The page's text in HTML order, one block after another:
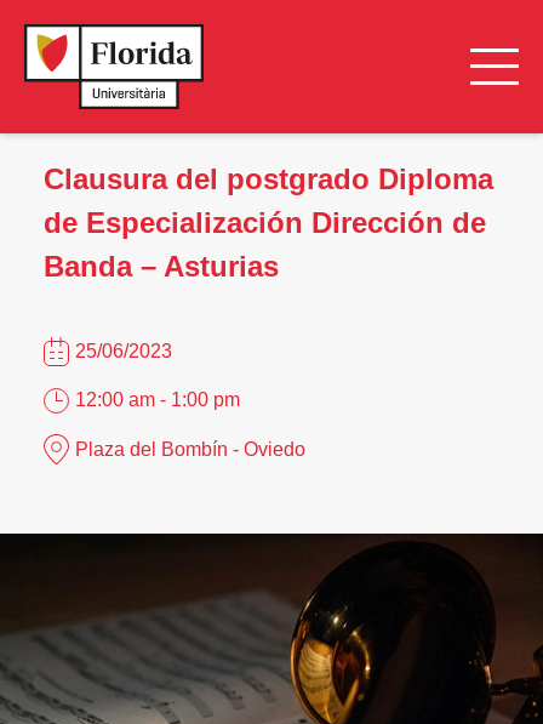
Clausura del postgrado Diploma
de Especialización Dirección de
Banda – Asturias
25/06/2023
12:00 am - 1:00 pm
Plaza del Bombín - Oviedo